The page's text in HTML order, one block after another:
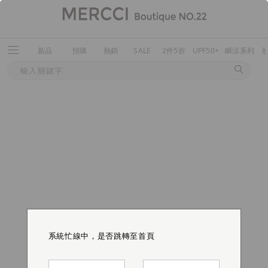
新品 預購 熱銷 SALE 2件5折 UPF50+ 瞬涼系列
系統忙線中，是否跳轉至首頁
系統忙線中，是否跳轉至首頁
系統忙線中，是否跳轉至首頁
系統忙線中，是否跳轉至首頁
系統忙線中，是否跳轉至首頁